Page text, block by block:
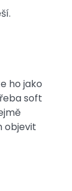
ho jako
soft
objevit